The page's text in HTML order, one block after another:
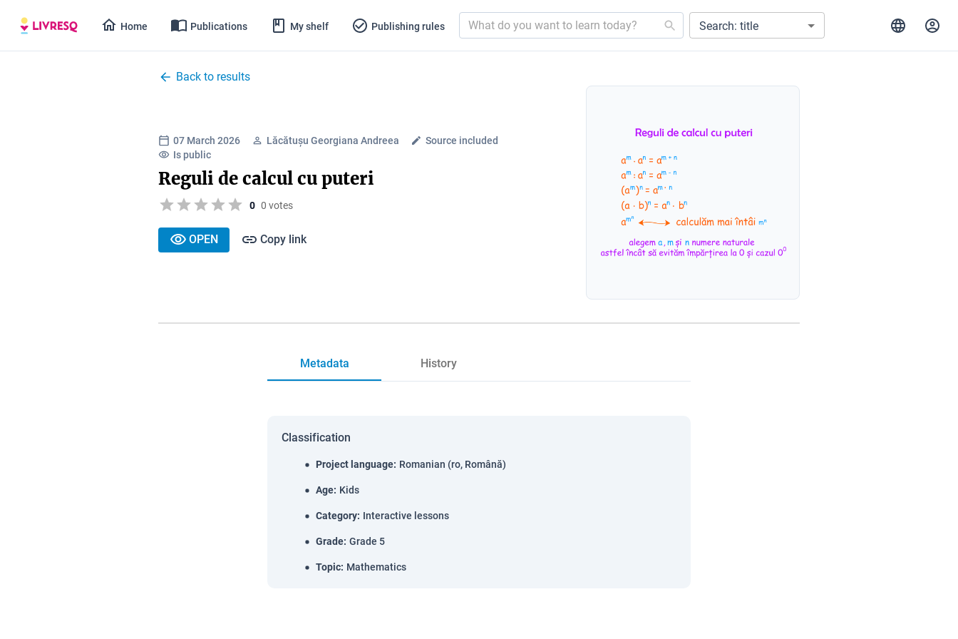
Home Publications My shelf Publishing rules Search: title
Back to results
07 March 2026 Lăcătușu Georgiana Andreea
Source included
Is public
Reguli de calcul cu puteri
0 0 votes
OPEN Copy link
Metadata History
Classification
Project language: Romanian (ro, Română)
Age: Kids
Category: Interactive lessons
Grade: Grade 5
Topic: Mathematics